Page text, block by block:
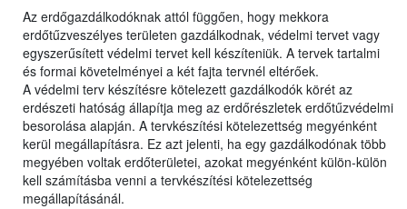
Az erdőgazdálkodóknak attól függően, hogy mekkora
erdőtűzveszélyes területen gazdálkodnak, védelmi tervet vagy
egyszerűsített védelmi tervet kell készíteniük. A tervek tartalmi
és formai követelményei a két fajta tervnél eltérőek.
A védelmi terv készítésre kötelezett gazdálkodók körét az
erdészeti hatóság állapítja meg az erdőrészletek erdőtűzvédelmi
besorolása alapján. A tervkészítési kötelezettség megyénként
kerül megállapításra. Ez azt jelenti, ha egy gazdálkodónak több
megyében voltak erdőterületei, azokat megyénként külön-külön
kell számításba venni a tervkészítési kötelezettség
megállapításánál.